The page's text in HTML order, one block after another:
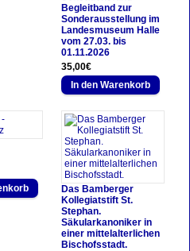
Begleitband zur
Sonderausstellung im
Landesmuseum Halle
vom 27.03. bis
01.11.2026
35,00€
Das Bamberger
Kollegiatstift St.
Stephan.
Säkularkanoniker in
einer mittelalterlichen
Bischofsstadt.